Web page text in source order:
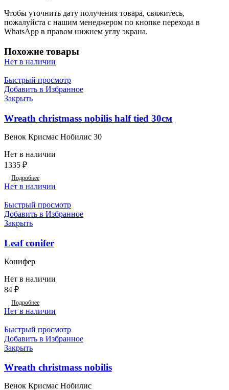
Чтобы уточнить дату получения товара, свяжитесь,
пожалуйста с нашим менеджером по кнопке перехода в
WhatsApp в правом нижнем углу экрана.
Похожие товары
Нет в наличии
Быстрый просмотр
Добавить в Избранное
Закрыть
Wreath christmass nobilis half tied 30см
Венок Крисмас Нобилис 30
Нет в наличии
1335 ₽
Подробнее
Нет в наличии
Быстрый просмотр
Добавить в Избранное
Закрыть
Leaf conifer
Конифер
Нет в наличии
84 ₽
Подробнее
Нет в наличии
Быстрый просмотр
Добавить в Избранное
Закрыть
Wreath christmass nobilis
Венок Крисмас Нобилис